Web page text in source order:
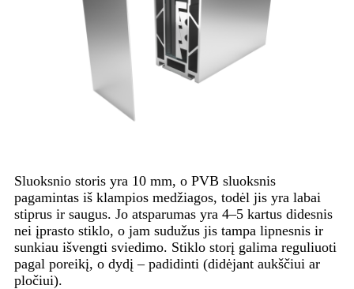
Sluoksnio storis yra 10 mm, o PVB sluoksnis
pagamintas iš klampios medžiagos, todėl jis yra labai
stiprus ir saugus. Jo atsparumas yra 4–5 kartus didesnis
nei įprasto stiklo, o jam sudužus jis tampa lipnesnis ir
sunkiau išvengti sviedimo. Stiklo storį galima reguliuoti
pagal poreikį, o dydį – padidinti (didėjant aukščiui ar
pločiui).